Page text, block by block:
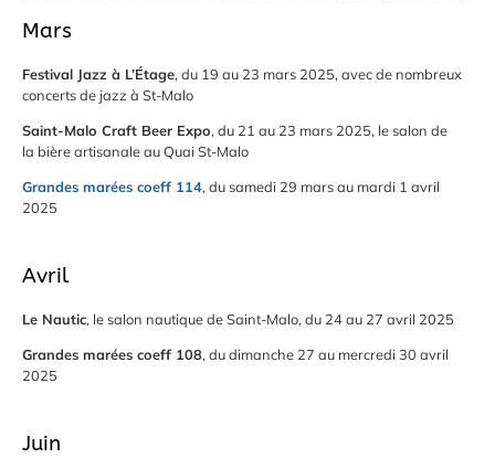
Mars
Festival Jazz à L’Étage, du 19 au 23 mars 2025, avec de nombreux
concerts de jazz à St-Malo
Saint-Malo Craft Beer Expo, du 21 au 23 mars 2025, le salon de
la bière artisanale au Quai St-Malo
Grandes marées coeff 114, du samedi 29 mars au mardi 1 avril
2025
Avril
Le Nautic, le salon nautique de Saint-Malo, du 24 au 27 avril 2025
Grandes marées coeff 108, du dimanche 27 au mercredi 30 avril
2025
Juin